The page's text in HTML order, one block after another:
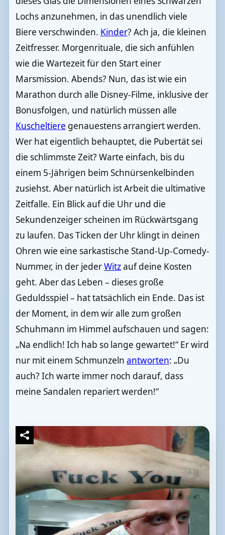
Lochs anzunehmen, in das unendlich viele
Biere verschwinden. Kinder? Ach ja, die kleinen
Zeitfresser. Morgenrituale, die sich anfühlen
wie die Wartezeit für den Start einer
Marsmission. Abends? Nun, das ist wie ein
Marathon durch alle Disney-Filme, inklusive der
Bonusfolgen, und natürlich müssen alle
Kuscheltiere genauestens arrangiert werden.
Wer hat eigentlich behauptet, die Pubertät sei
die schlimmste Zeit? Warte einfach, bis du
einem 5-Jährigen beim Schnürsenkelbinden
zusiehst. Aber natürlich ist Arbeit die ultimative
Zeitfalle. Ein Blick auf die Uhr und die
Sekundenzeiger scheinen im Rückwärtsgang
zu laufen. Das Ticken der Uhr klingt in deinen
Ohren wie eine sarkastische Stand-Up-Comedy-
Nummer, in der jederWitzauf deine Kosten
geht. Aber das Leben – dieses große
Geduldsspiel – hat tatsächlich ein Ende. Das ist
der Moment, in dem wir alle zum großen
Schuhmann im Himmel aufschauen und sagen:
„Na endlich! Ich hab so lange gewartet!“ Er wird
nur mit einem Schmunzeln antworten: „Du
auch? Ich warte immer noch darauf, dass
meine Sandalen repariert werden!“